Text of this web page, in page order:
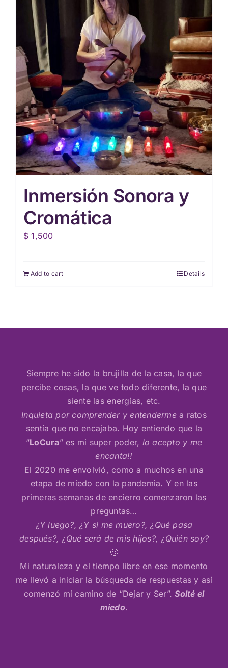
Inmersión Sonora y
Cromática
$ 1,500
Add to cart Details
Siempre he sido la brujilla de la casa, la que
percibe cosas, la que ve todo diferente, la que
siente las energías, etc.
Inquieta por comprender y entendermea ratos
sentía que no encajaba. Hoy entiendo que la
“LoCura” es mi super poder, lo acepto y me
encanta!!
El 2020 me envolvió, como a muchos en una
etapa de miedo con la pandemia. Y en las
primeras semanas de encierro comenzaron las
preguntas…
¿Y luego?, ¿Y si me muero?, ¿Qué pasa
después?, ¿Qué será de mis hijos?, ¿Quién soy?
🙂
Mi naturaleza y el tiempo libre en ese momento
me llevó a iniciar la búsqueda de respuestas y así
comenzó mi camino de “Dejar y Ser”.Solté el
miedo.